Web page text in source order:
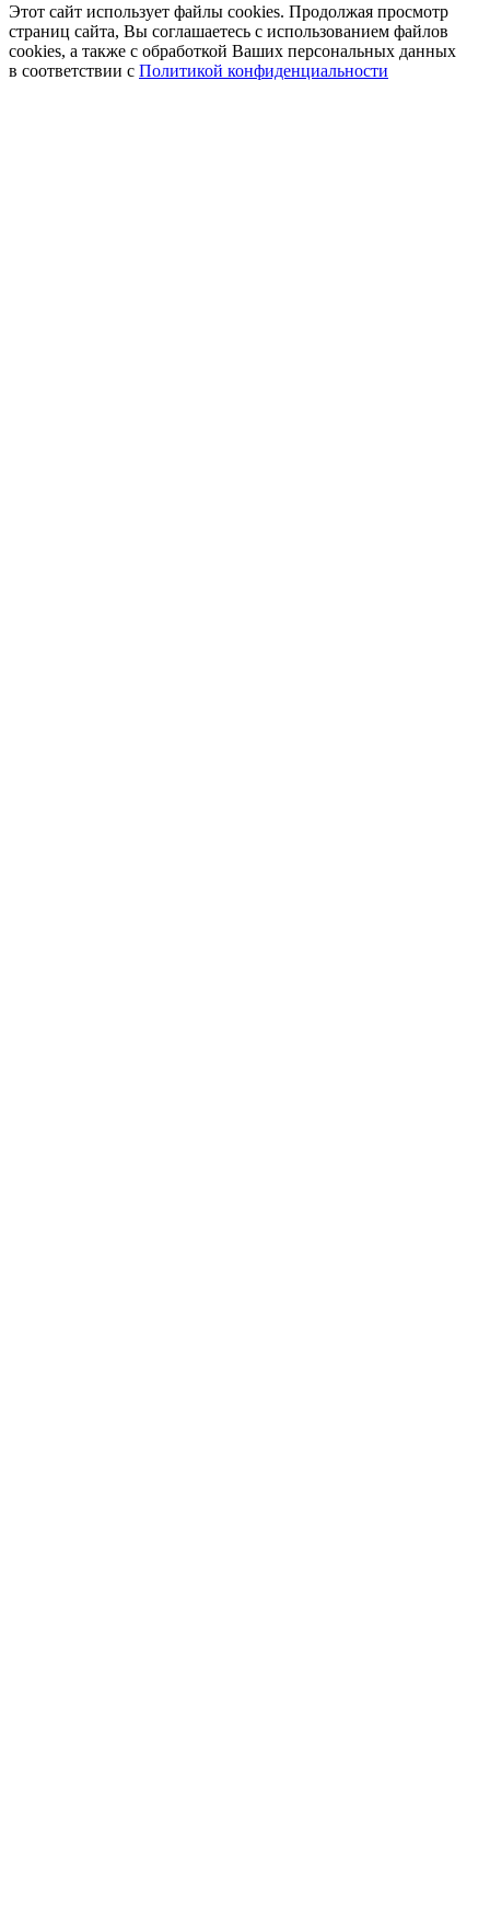
Этот сайт использует файлы cookies. Продолжая просмотр
страниц сайта, Вы соглашаетесь с использованием файлов
cookies, а также с обработкой Ваших персональных данных
в соответствии с Политикой конфиденциальности